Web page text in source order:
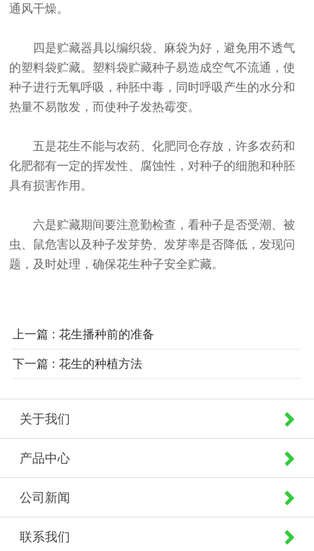
通风干燥。
四是贮藏器具以编织袋、麻袋为好，避免用不透气
的塑料袋贮藏。塑料袋贮藏种子易造成空气不流通，使
种子进行无氧呼吸，种胚中毒，同时呼吸产生的水分和
热量不易散发，而使种子发热霉变。
五是花生不能与农药、化肥同仓存放，许多农药和
化肥都有一定的挥发性、腐蚀性，对种子的细胞和种胚
具有损害作用。
六是贮藏期间要注意勤检查，看种子是否受潮、被
虫、鼠危害以及种子发芽势、发芽率是否降低，发现问
题，及时处理，确保花生种子安全贮藏。
上一篇 : 花生播种前的准备
下一篇 : 花生的种植方法
关于我们
产品中心
公司新闻
联系我们